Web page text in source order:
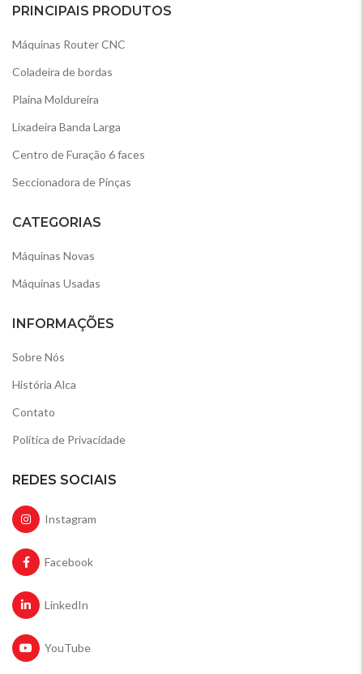
PRINCIPAIS PRODUTOS
Máquinas Router CNC
Coladeira de bordas
Plaina Moldureira
Lixadeira Banda Larga
Centro de Furação 6 faces
Seccionadora de Pinças
CATEGORIAS
Máquinas Novas
Máquinas Usadas
INFORMAÇÕES
Sobre Nós
História Alca
Contato
Política de Privacidade
REDES SOCIAIS
Instagram
Facebook
LinkedIn
YouTube